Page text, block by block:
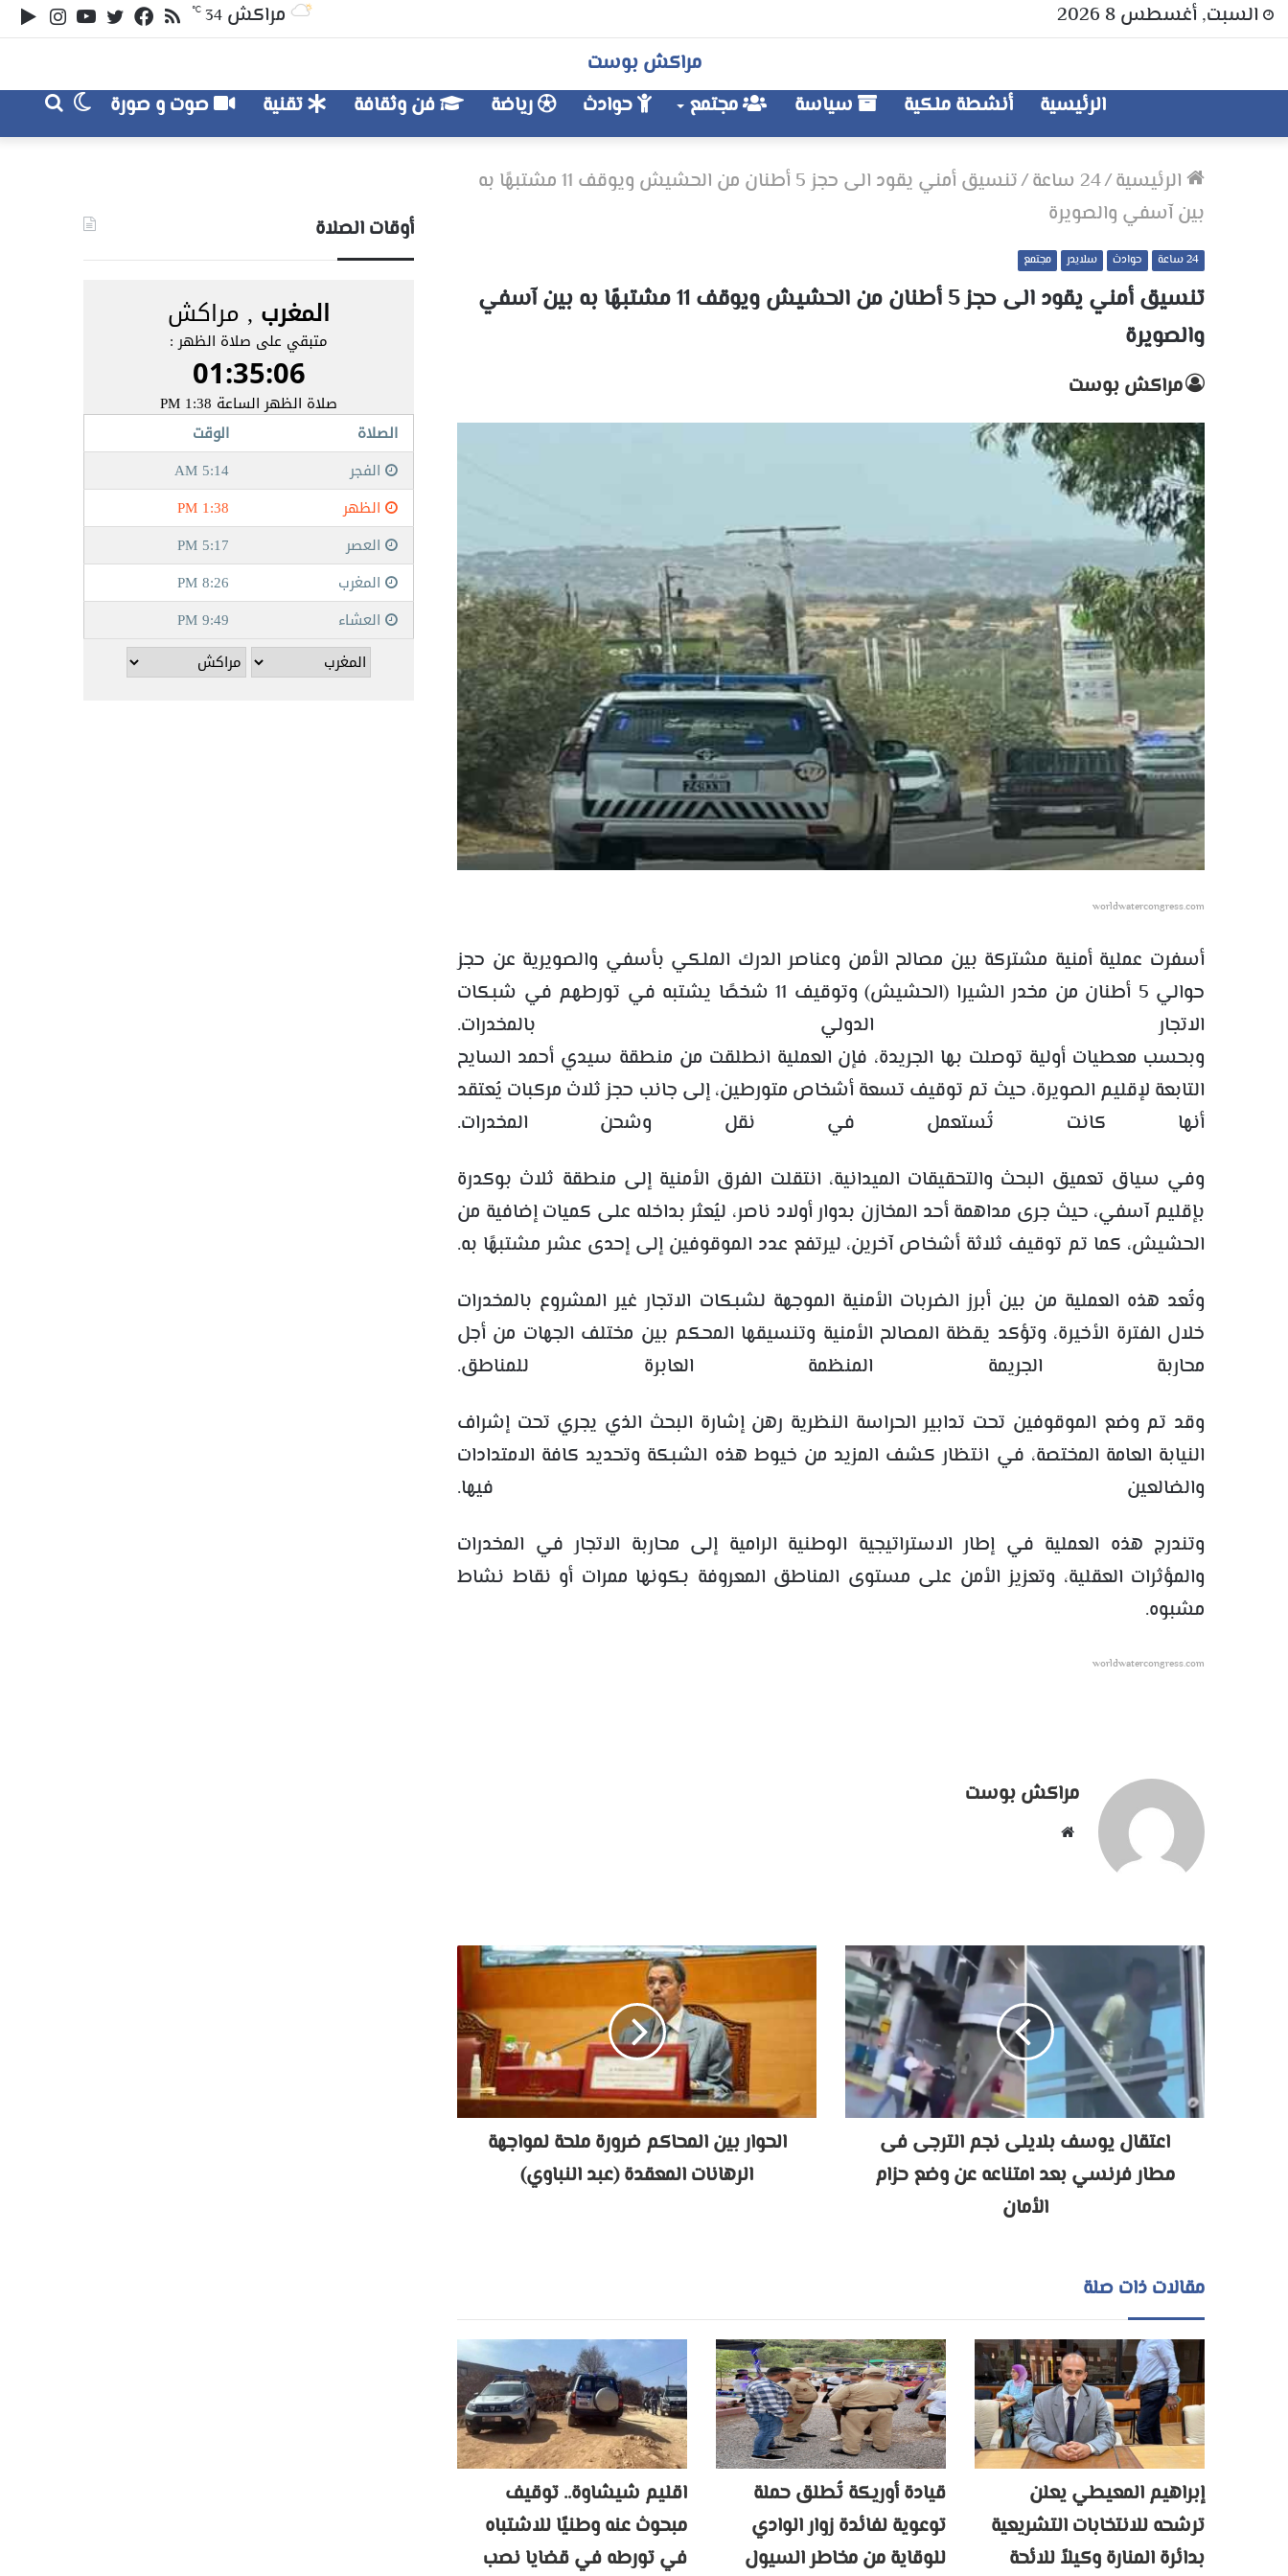
السبت, أغسطس 8 2026 يوتيوبتويتر
فيسبوكملخص
الموقع
مراكش 34
℃
مراكش بوست
الرئيسية
أنشطة ملكية سياسة مجتمع حوادث رياضة فن وثقافة تقنية صوت و صورة
بحث
عن
الوضع
المظلم
الرئيسية/24 ساعة /
تنسيق أمني يقود الى حجز 5 أطنان من الحشيش ويوقف 11 مشتبهًا به
بين آسفي والصويرة
24 ساعة حوادث سلايدر مجتمع
تنسيق أمني يقود الى حجز 5 أطنان من الحشيش ويوقف 11 مشتبهًا به بين آسفي
والصويرة
مراكش بوست
worldwatercongress.com
أسفرت عملية أمنية مشتركة بين مصالح الأمن وعناصر الدرك الملكي بأسفي والصويرية عن حجز
حوالي 5 أطنان من مخدر الشيرا (الحشيش) وتوقيف 11 شخصًا يشتبه في تورطهم في شبكات
الاتجار الدولي بالمخدرات.
وبحسب معطيات أولية توصلت بها الجريدة، فإن العملية انطلقت من منطقة سيدي أحمد السايح
التابعة لإقليم الصويرة، حيث تم توقيف تسعة أشخاص متورطين، إلى جانب حجز ثلاث مركبات يُعتقد
أنها كانت تُستعمل في نقل وشحن المخدرات.
وفي سياق تعميق البحث والتحقيقات الميدانية، انتقلت الفرق الأمنية إلى منطقة ثلاث بوكدرة
بإقليم آسفي، حيث جرى مداهمة أحد المخازن بدوار أولاد ناصر، ليُعثر بداخله على كميات إضافية من
الحشيش، كما تم توقيف ثلاثة أشخاص آخرين، ليرتفع عدد الموقوفين إلى إحدى عشر مشتبهًا به.
وتُعد هذه العملية من بين أبرز الضربات الأمنية الموجهة لشبكات الاتجار غير المشروع بالمخدرات
خلال الفترة الأخيرة، وتؤكد يقظة المصالح الأمنية وتنسيقها المحكم بين مختلف الجهات من أجل
محاربة الجريمة المنظمة العابرة للمناطق.
وقد تم وضع الموقوفين تحت تدابير الحراسة النظرية رهن إشارة البحث الذي يجري تحت إشراف
النيابة العامة المختصة، في انتظار كشف المزيد من خيوط هذه الشبكة وتحديد كافة الامتدادات
والضالعين فيها.
وتندرج هذه العملية في إطار الاستراتيجية الوطنية الرامية إلى محاربة الاتجار في المخدرات
والمؤثرات العقلية، وتعزيز الأمن على مستوى المناطق المعروفة بكونها ممرات أو نقاط نشاط
مشبوه.
worldwatercongress.com
مراكش بوست
اعتقال يوسف بلايلى نجم الترجى فى
مطار فرنسي بعد امتناعه عن وضع حزام
الأمان
الحوار بين المحاكم ضرورة ملحة لمواجهة
الرهانات المعقدة (عبد النباوي)
مقالات ذات صلة
إبراهيم المعيطي يعلن
ترشحه للانتخابات التشريعية
بدائرة المنارة وكيلاً للائحة
قيادة أوريكة تُطلق حملة
توعوية لفائدة زوار الوادي
للوقاية من مخاطر السيول
اقليم شيشاوة.. توقيف
مبحوث عنه وطنيًا للاشتباه
في تورطه في قضايا نصب
أوقات الصلاة